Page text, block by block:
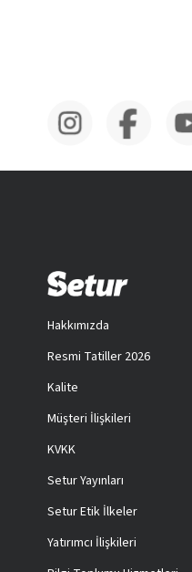
Hakkımızda
Resmi Tatiller 2026
Kalite
Müşteri İlişkileri
KVKK
Setur Yayınları
Setur Etik İlkeler
Yatırımcı İlişkileri